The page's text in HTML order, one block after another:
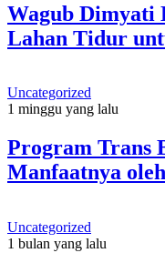
Wagub Dimyati
Lahan Tidur
Uncategorized
1 minggu yang lalu
Program Trans
Manfaatnya
Uncategorized
1 bulan yang lalu